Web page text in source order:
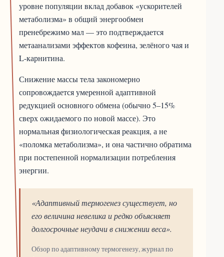
уровне популяции вклад добавок «ускорителей
метаболизма» в общий энергообмен
пренебрежимо мал — это подтверждается
метаанализами эффектов кофеина, зелёного чая и
L-карнитина.
Снижение массы тела закономерно
сопровождается умеренной адаптивной
редукцией основного обмена (обычно 5–15%
сверх ожидаемого по новой массе). Это
нормальная физиологическая реакция, а не
«поломка метаболизма», и она частично обратима
при постепенной нормализации потребления
энергии.
«Адаптивный термогенез существует, но
его величина невелика и редко объясняет
долгосрочные неудачи в снижении веса».
Обзор по адаптивному термогенезу, журнал по